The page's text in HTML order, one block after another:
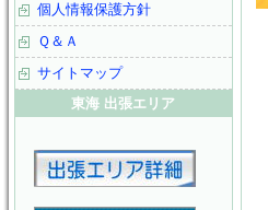
個人情報保護方針
Ｑ＆Ａ
サイトマップ
東海 出張エリア